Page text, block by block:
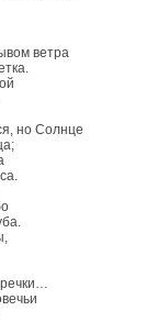
ветра
но Солнце
речки…